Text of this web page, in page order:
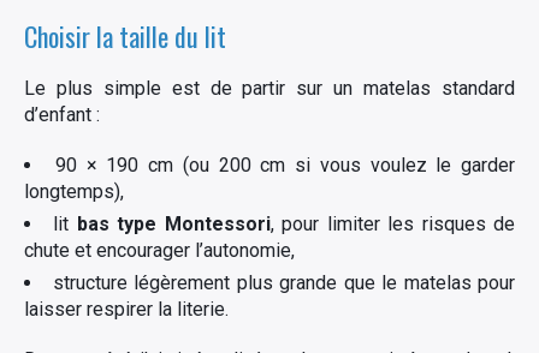
Choisir la taille du lit
Le plus simple est de partir sur un matelas standard
d’enfant :
90 × 190 cm (ou 200 cm si vous voulez le garder
longtemps),
lit bas type Montessori, pour limiter les risques de
chute et encourager l’autonomie,
structure légèrement plus grande que le matelas pour
laisser respirer la literie.